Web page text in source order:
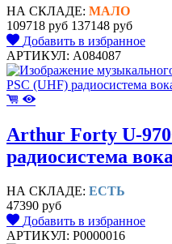
НА СКЛАДЕ: МАЛО
109718 руб 137148 руб
Добавить в избранное
АРТИКУЛ: A084087
Arthur Forty U-
радиосистема
НА СКЛАДЕ: ЕСТЬ
47390 руб
Добавить в избранное
АРТИКУЛ: P0000016